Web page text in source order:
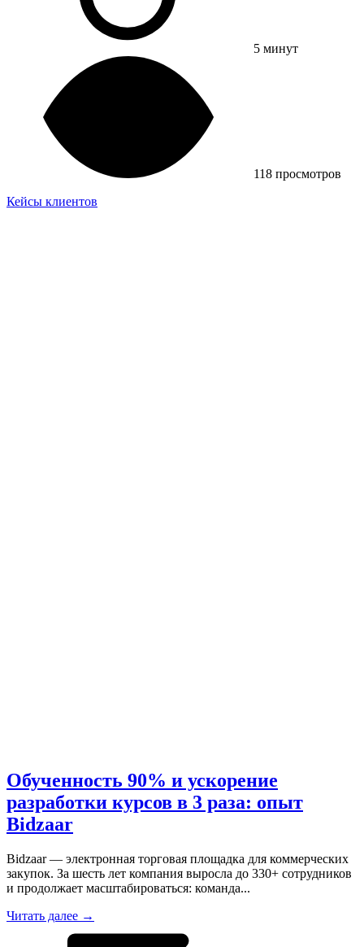
5 минут
118 просмотров
Кейсы клиентов
Обученность 90% и ускорение
разработки курсов в 3 раза: опыт
Bidzaar
Bidzaar — электронная торговая площадка для коммерческих
закупок. За шесть лет компания выросла до 330+ сотрудников
и продолжает масштабироваться: команда...
Читать далее →